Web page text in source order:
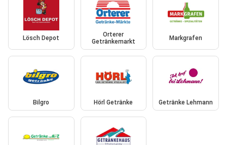
Lösch Depot
Orterer
Getränkemarkt
Markgrafen
Bilgro Hörl Getränke Getränke Lehmann